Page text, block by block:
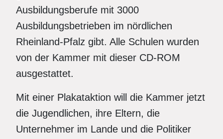
Ausbildungsberufe mit 3000
Ausbildungsbetrieben im nördlichen
Rheinland-Pfalz gibt. Alle Schulen wurden
von der Kammer mit dieser CD-ROM
ausgestattet.
Mit einer Plakataktion will die Kammer jetzt
die Jugendlichen, ihre Eltern, die
Unternehmer im Lande und die Politiker